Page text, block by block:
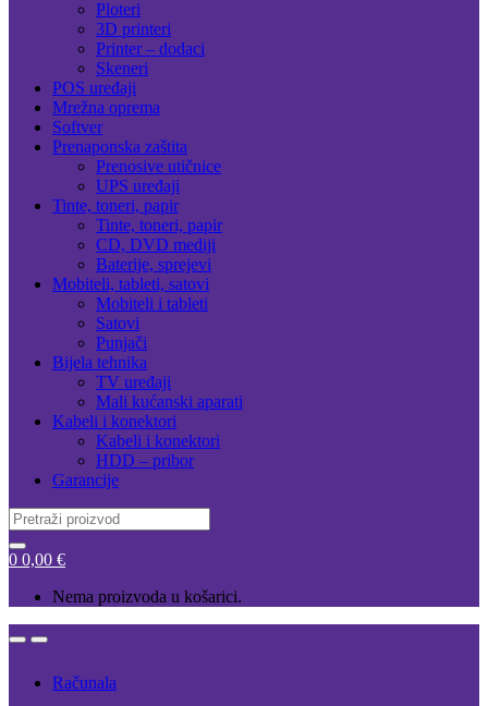
Ploteri
3D printeri
Printer – dodaci
Skeneri
POS uređaji
Mrežna oprema
Softver
Prenaponska zaštita
Prenosive utičnice
UPS uređaji
Tinte, toneri, papir
Tinte, toneri, papir
CD, DVD mediji
Baterije, sprejevi
Mobiteli, tableti, satovi
Mobiteli i tableti
Satovi
Punjači
Bijela tehnika
TV uređaji
Mali kućanski aparati
Kabeli i konektori
Kabeli i konektori
HDD – pribor
Garancije
Search
for:
0 0,00 €
Nema proizvoda u košarici.
OpenClose
Računala